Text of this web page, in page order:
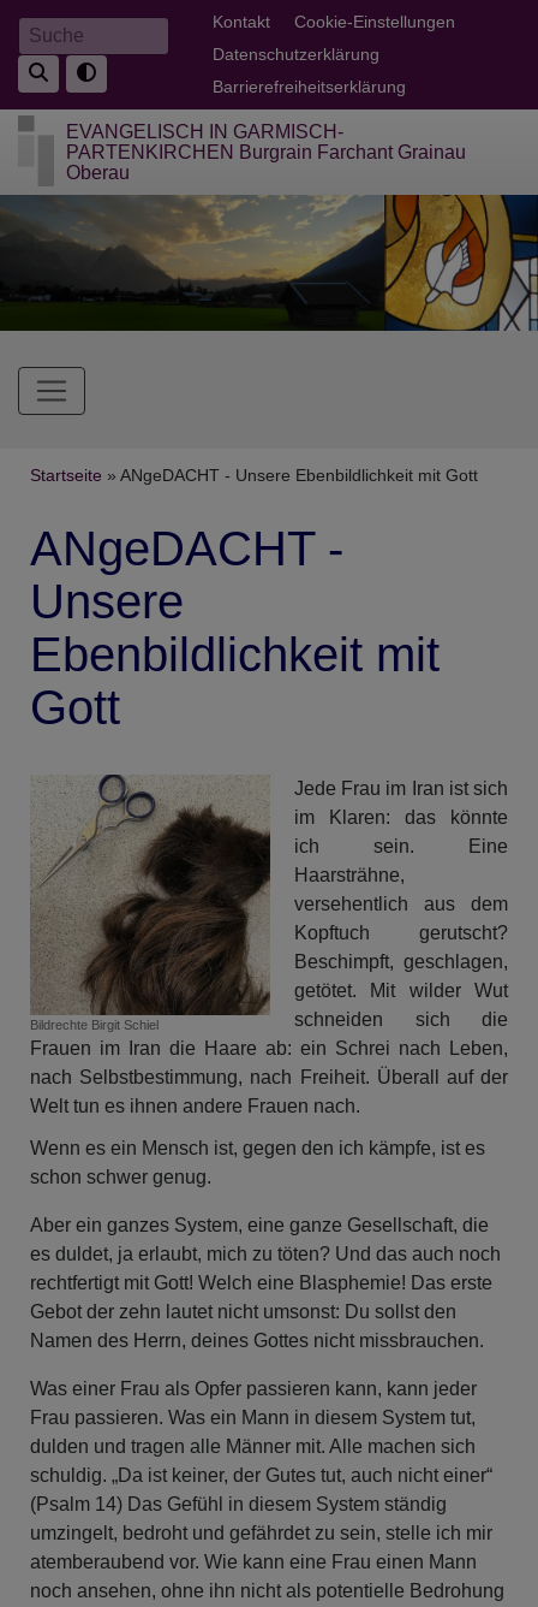
Direkt
zum
Inhalt
Suche Fußbereichsmenü
Kontakt
Cookie-Einstellungen
Datenschutzerklärung
Barrierefreiheitserklärung
EVANGELISCH IN GARMISCH-
PARTENKIRCHEN Burgrain Farchant Grainau
Oberau
Hauptnavigation
Breadcrumb
Startseite ANgeDACHT - Unsere Ebenbildlichkeit mit Gott
ANgeDACHT -
Unsere
Ebenbildlichkeit mit
Gott
Bildrechte Birgit Schiel
Jede Frau im Iran ist sich
im Klaren: das könnte
ich sein. Eine
Haarsträhne,
versehentlich aus dem
Kopftuch gerutscht?
Beschimpft, geschlagen,
getötet. Mit wilder Wut
schneiden sich die
Frauen im Iran die Haare ab: ein Schrei nach Leben,
nach Selbstbestimmung, nach Freiheit. Überall auf der
Welt tun es ihnen andere Frauen nach.
Wenn es ein Mensch ist, gegen den ich kämpfe, ist es
schon schwer genug.
Aber ein ganzes System, eine ganze Gesellschaft, die
es duldet, ja erlaubt, mich zu töten? Und das auch noch
rechtfertigt mit Gott! Welch eine Blasphemie! Das erste
Gebot der zehn lautet nicht umsonst: Du sollst den
Namen des Herrn, deines Gottes nicht missbrauchen.
Was einer Frau als Opfer passieren kann, kann jeder
Frau passieren. Was ein Mann in diesem System tut,
dulden und tragen alle Männer mit. Alle machen sich
schuldig. „Da ist keiner, der Gutes tut, auch nicht einer“
(Psalm 14) Das Gefühl in diesem System ständig
umzingelt, bedroht und gefährdet zu sein, stelle ich mir
atemberaubend vor. Wie kann eine Frau einen Mann
noch ansehen, ohne ihn nicht als potentielle Bedrohung